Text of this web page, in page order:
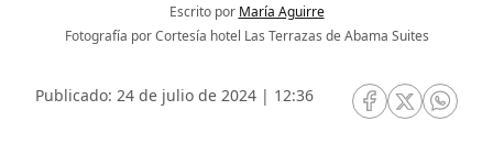
Escrito por María Aguirre
Fotografía por Cortesía hotel Las Terrazas de Abama Suites
Publicado: 24 de julio de 2024 | 12:36
RRSS Facebook
RRSSRRSS